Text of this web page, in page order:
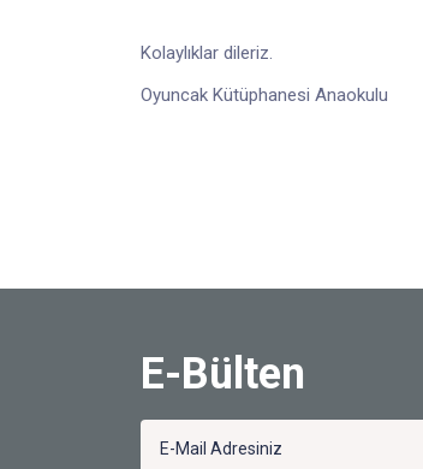
Kolaylıklar dileriz.
Oyuncak Kütüphanesi Anaokulu
E-Bülten